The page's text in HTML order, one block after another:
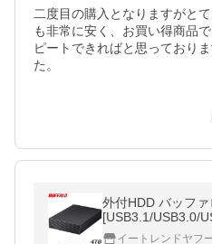
二度目の購入となりますがと
も非常に安く、お買い得商品
ピートできればと思っており
た。
外付HDD バッフ
[USB3.1/USB3.0/
＆TV録画用 静音
イートレンドヤフ